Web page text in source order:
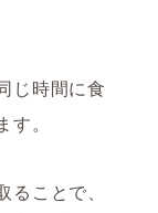
じ時間に食
。
ことで、